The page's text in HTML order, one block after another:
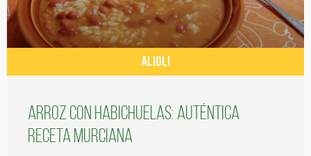
ALIOLI
Arroz con habichuelas: auténtica
receta murciana